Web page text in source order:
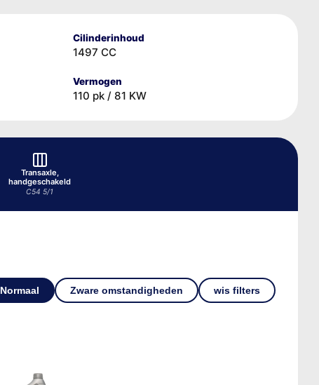
Cilinderinhoud
1497 CC
Vermogen
110 pk / 81 KW
Transaxle,
handgeschakeld
C54 5/1
Normaal Zware omstandigheden wis filters